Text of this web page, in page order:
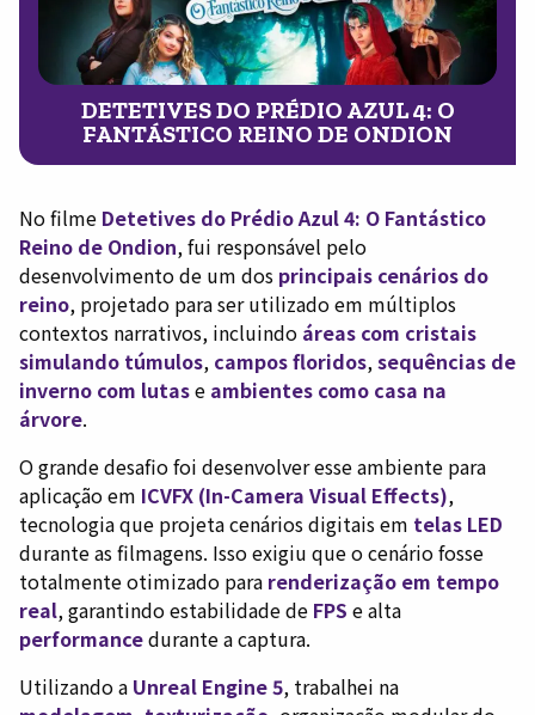
DETETIVES DO PRÉDIO AZUL 4: O
FANTÁSTICO REINO DE ONDION
No filme Detetives do Prédio Azul 4: O Fantástico
Reino de Ondion, fui responsável pelo
desenvolvimento de um dos principais cenários do
reino, projetado para ser utilizado em múltiplos
contextos narrativos, incluindo áreas com cristais
simulando túmulos, campos floridos,sequências de
inverno com lutase ambientes como casa na
árvore.
O grande desafio foi desenvolver esse ambiente para
aplicação em ICVFX (In-Camera Visual Effects),
tecnologia que projeta cenários digitais em telas LED
durante as filmagens. Isso exigiu que o cenário fosse
totalmente otimizado para renderização em tempo
real, garantindo estabilidade de FPS e alta
performancedurante a captura.
Utilizando a Unreal Engine 5, trabalhei na